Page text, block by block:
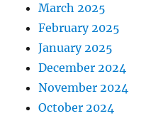
March 2025
February 2025
January 2025
December 2024
November 2024
October 2024